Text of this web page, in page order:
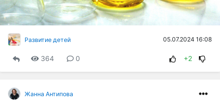
Развитие детей 05.07.2024 16:08
364 0 +2
Жанна Антипова